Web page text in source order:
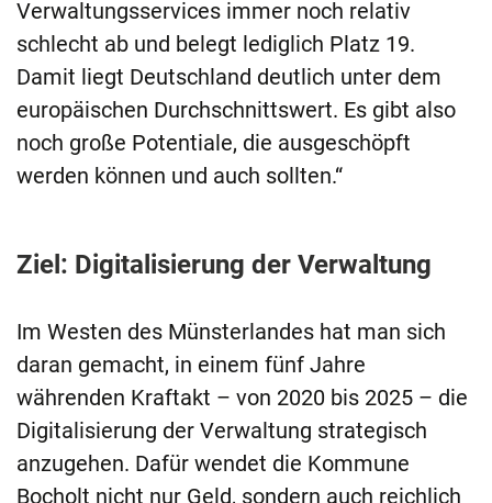
Verwaltungsservices immer noch relativ
schlecht ab und belegt lediglich Platz 19.
Damit liegt Deutschland deutlich unter dem
europäischen Durchschnittswert. Es gibt also
noch große Potentiale, die ausgeschöpft
werden können und auch sollten.“
Ziel: Digitalisierung der Verwaltung
Im Westen des Münsterlandes hat man sich
daran gemacht, in einem fünf Jahre
währenden Kraftakt – von 2020 bis 2025 – die
Digitalisierung der Verwaltung strategisch
anzugehen. Dafür wendet die Kommune
Bocholt nicht nur Geld, sondern auch reichlich